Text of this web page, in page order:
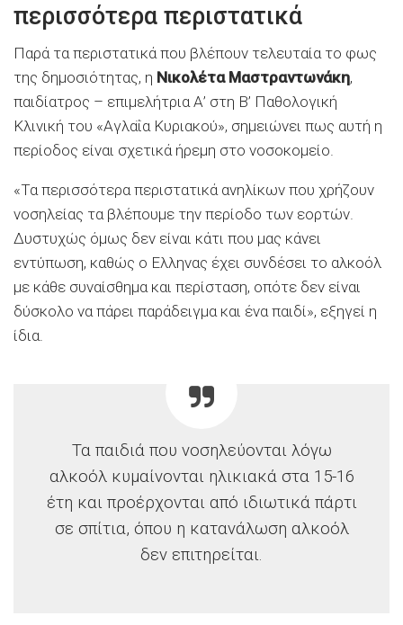
περισσότερα περιστατικά
Παρά τα περιστατικά που βλέπουν τελευταία το φως
της δημοσιότητας, η Νικολέτα Μαστραντωνάκη,
παιδίατρος – επιμελήτρια Α’ στη Β’ Παθολογική
Κλινική του «Αγλαΐα Κυριακού», σημειώνει πως αυτή η
περίοδος είναι σχετικά ήρεμη στο νοσοκομείο.
«Τα περισσότερα περιστατικά ανηλίκων που χρήζουν
νοσηλείας τα βλέπουμε την περίοδο των εορτών.
Δυστυχώς όμως δεν είναι κάτι που μας κάνει
εντύπωση, καθώς ο Ελληνας έχει συνδέσει το αλκοόλ
με κάθε συναίσθημα και περίσταση, οπότε δεν είναι
δύσκολο να πάρει παράδειγμα και ένα παιδί», εξηγεί η
ίδια.
Τα παιδιά που νοσηλεύονται λόγω
αλκοόλ κυμαίνονται ηλικιακά στα 15-16
έτη και προέρχονται από ιδιωτικά πάρτι
σε σπίτια, όπου η κατανάλωση αλκοόλ
δεν επιτηρείται.